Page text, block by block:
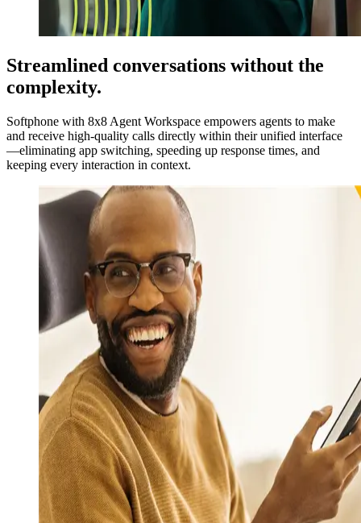
Streamlined conversations without the
complexity.
Softphone with 8x8 Agent Workspace empowers agents to make
and receive high-quality calls directly within their unified interface
—eliminating app switching, speeding up response times, and
keeping every interaction in context.